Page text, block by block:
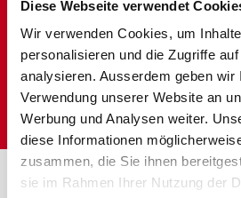
Diese Webseite verwendet
Wir verwenden Cookies, um
personalisieren und die Zugriffe
analysieren. Ausserdem geben wir
Verwendung unserer Website an
Werbung und Analysen weiter.
diese Informationen
zusammen, die Sie ihnen
sie im Rahmen Ihrer Nutzung der
ans d’histoire
5
sites